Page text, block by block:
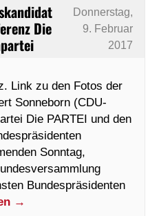
Die
Donnerstag,
9. Februar
2017
Link zu den Fotos der
Sonneborn (CDU-
Die PARTEI und den
Sonntag,
Bundespräsidenten
→